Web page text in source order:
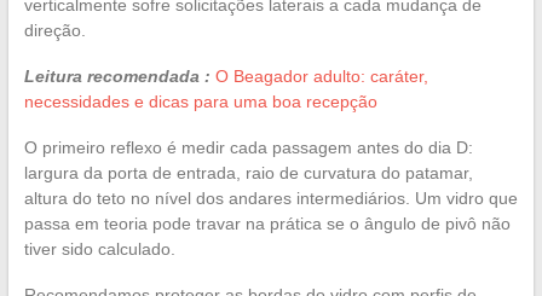
verticalmente sofre solicitações laterais a cada mudança de
direção.
Leitura recomendada : O Beagador adulto: caráter,
necessidades e dicas para uma boa recepção
O primeiro reflexo é medir cada passagem antes do dia D:
largura da porta de entrada, raio de curvatura do patamar,
altura do teto no nível dos andares intermediários. Um vidro que
passa em teoria pode travar na prática se o ângulo de pivô não
tiver sido calculado.